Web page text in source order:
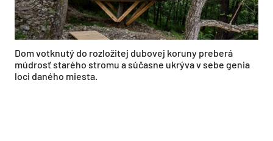
Dom votknutý do rozložitej dubovej koruny preberá
múdrosť starého stromu a súčasne ukrýva v sebe genia
loci daného miesta.